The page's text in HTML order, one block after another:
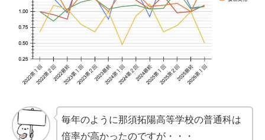
毎年のように那須拓陽高等学校の普通科は
倍率が高かったのですが・・・